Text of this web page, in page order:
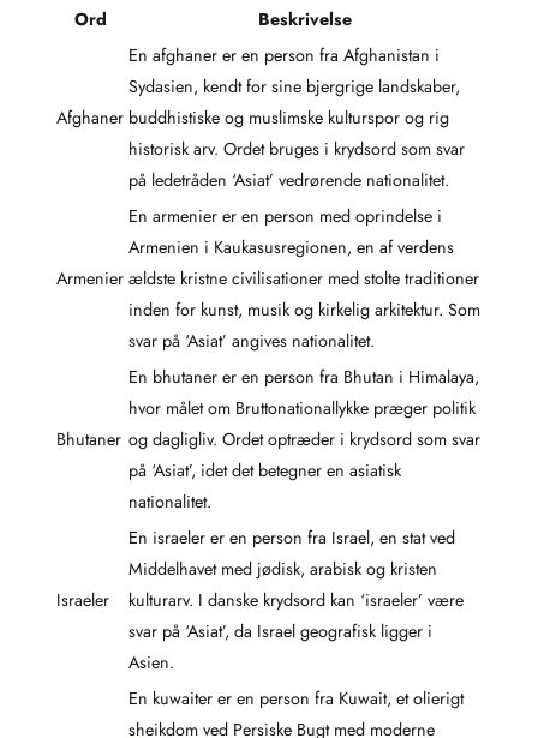
Ord Beskrivelse
Afghaner
En afghaner er en person fra Afghanistan i
Sydasien, kendt for sine bjergrige landskaber,
buddhistiske og muslimske kulturspor og rig
historisk arv. Ordet bruges i krydsord som svar
på ledetråden ‘Asiat’ vedrørende nationalitet.
Armenier
En armenier er en person med oprindelse i
Armenien i Kaukasusregionen, en af verdens
ældste kristne civilisationer med stolte traditioner
inden for kunst, musik og kirkelig arkitektur. Som
svar på ‘Asiat’ angives nationalitet.
Bhutaner
En bhutaner er en person fra Bhutan i Himalaya,
hvor målet om Bruttonationallykke præger politik
og dagligliv. Ordet optræder i krydsord som svar
på ‘Asiat’, idet det betegner en asiatisk
nationalitet.
Israeler
En israeler er en person fra Israel, en stat ved
Middelhavet med jødisk, arabisk og kristen
kulturarv. I danske krydsord kan ‘israeler’ være
svar på ‘Asiat’, da Israel geografisk ligger i
Asien.
En kuwaiter er en person fra Kuwait, et olie­rigt
sheikdom ved Persiske Bugt med moderne